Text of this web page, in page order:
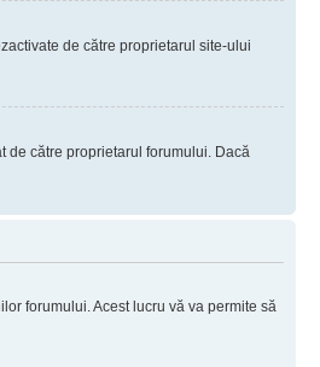
de către proprietarul site-ului
de către proprietarul forumului. Dacă
forumului. Acest lucru vă va permite să